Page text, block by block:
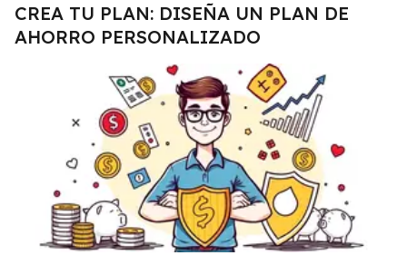
CREA TU PLAN: DISEÑA UN PLAN DE
AHORRO PERSONALIZADO